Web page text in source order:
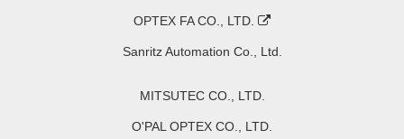
OPTEX FA CO., LTD.
Sanritz Automation Co., Ltd.
MITSUTEC CO., LTD.
O'PAL OPTEX CO., LTD.